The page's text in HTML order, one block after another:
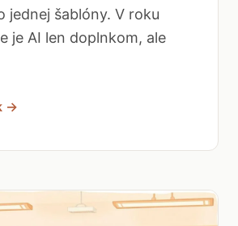
jednej šablóny. V roku
je AI len doplnkom, ale
→